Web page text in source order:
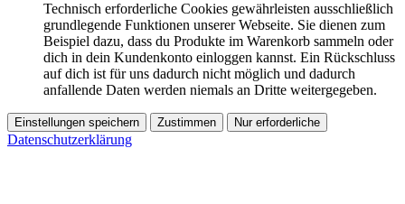
Technisch erforderliche Cookies gewährleisten ausschließlich
grundlegende Funktionen unserer Webseite. Sie dienen zum
Beispiel dazu, dass du Produkte im Warenkorb sammeln oder
dich in dein Kundenkonto einloggen kannst. Ein Rückschluss
auf dich ist für uns dadurch nicht möglich und dadurch
anfallende Daten werden niemals an Dritte weitergegeben.
Einstellungen speichern Zustimmen Nur erforderliche
Datenschutzerklärung